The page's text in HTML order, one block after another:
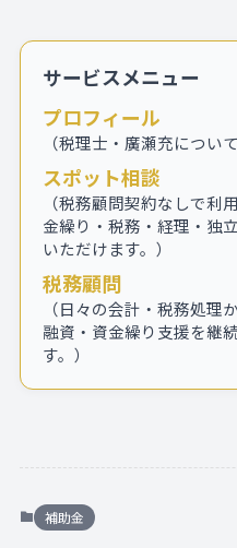
サービスメニュー
プロフィール
（税理士・廣瀬充について
スポット相談
（税務顧問契約なしで利
金繰り・税務・経理・独
いただけます。）
税務顧問
（日々の会計・税務処理
融資・資金繰り支援を継
す。）
補助金